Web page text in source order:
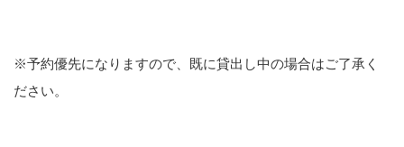
※予約優先になりますので、既に貸出し中の場合はご了承く
ださい。